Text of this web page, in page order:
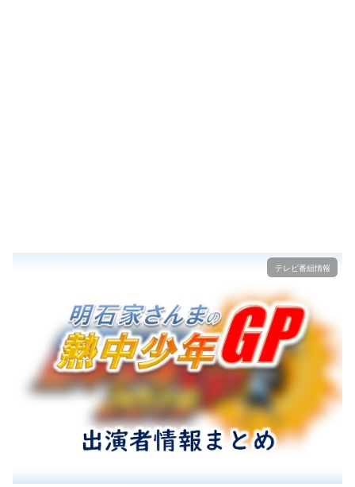
テレビ番組情報